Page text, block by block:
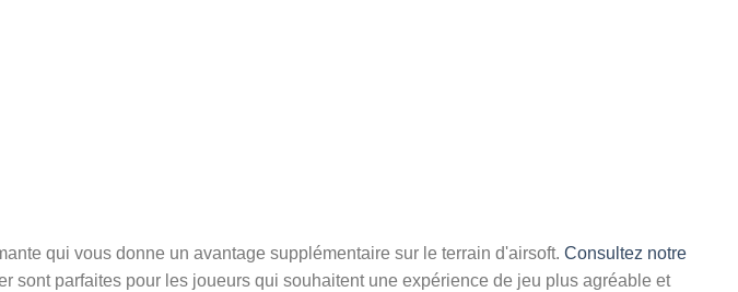
qui vous donne un avantage supplémentaire sur le terrain d'airsoft. Consultez notre
sont parfaites pour les joueurs qui souhaitent une expérience de jeu plus agréable et